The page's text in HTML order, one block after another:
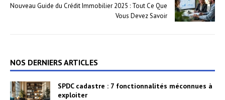
Nouveau Guide du Crédit Immobilier 2025 : Tout Ce Que
Vous Devez Savoir
NOS DERNIERS ARTICLES
SPDC cadastre : 7 fonctionnalités méconnues à
exploiter